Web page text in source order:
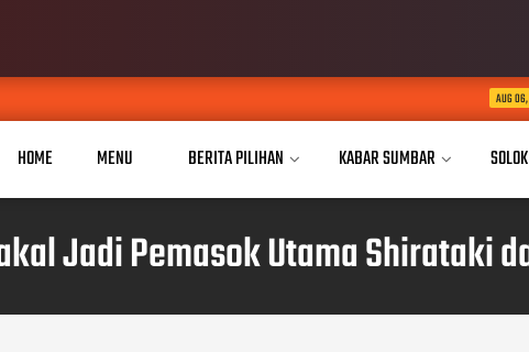
Dua Tahun
HOME MENU BERITA PILIHAN KABAR SUMBAR
Jadi Pemasok Utama Shirataki